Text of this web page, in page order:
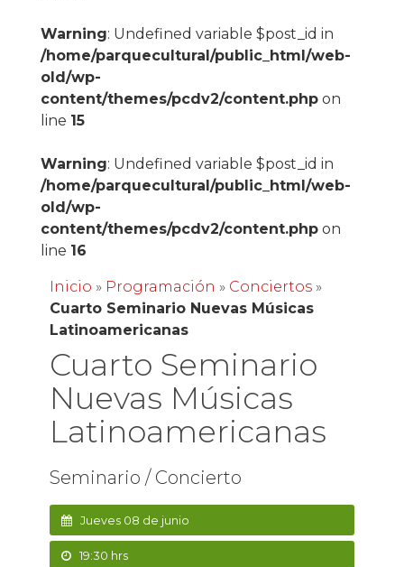
Warning: Undefined variable $post_id in
/home/parquecultural/public_html/web-
old/wp-
content/themes/pcdv2/content.phpon
line 15
Warning: Undefined variable $post_id in
/home/parquecultural/public_html/web-
old/wp-
content/themes/pcdv2/content.phpon
line 16
Inicio » Programación » Conciertos»
Cuarto Seminario Nuevas Músicas
Latinoamericanas
Cuarto Seminario
Nuevas Músicas
Latinoamericanas
Seminario / Concierto
Jueves 08 de junio
19:30 hrs